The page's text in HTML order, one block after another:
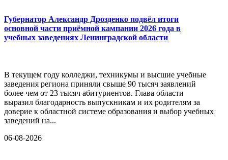
Губернатор Александр Дрозденко подвёл итоги
основной части приёмной кампании 2026 года в
учебных заведениях Ленинградской области
В текущем году колледжи, техникумы и высшие учебные
заведения региона приняли свыше 90 тысяч заявлений
более чем от 23 тысяч абитуриентов. Глава области
выразил благодарность выпускникам и их родителям за
доверие к областной системе образования и выбор учебных
заведений на...
06-08-2026